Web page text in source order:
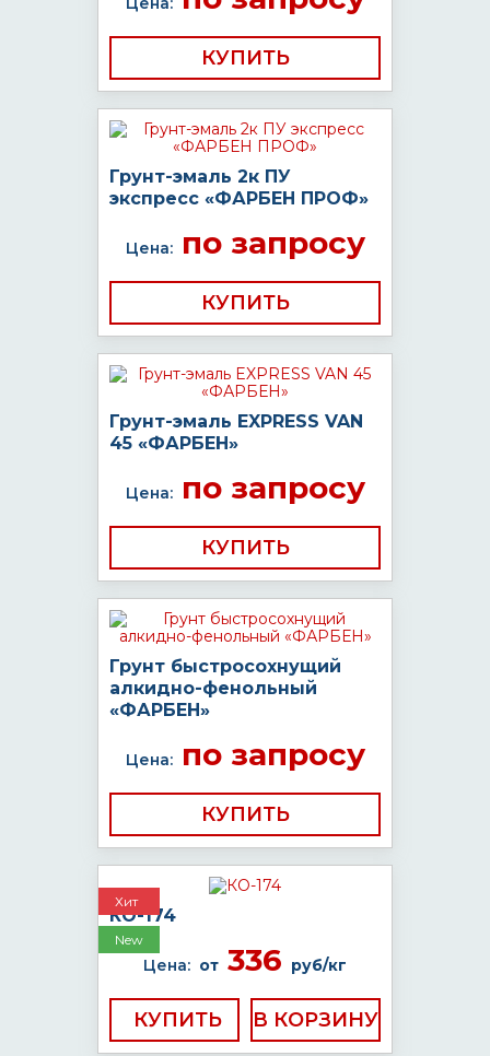
КУПИТЬ
Грунт-эмаль 2к ПУ
экспресс «ФАРБЕН ПРОФ»
Цена:по запросу
КУПИТЬ
Грунт-эмаль EXPRESS VAN
45 «ФАРБЕН»
Цена:по запросу
КУПИТЬ
Грунт быстросохнущий
алкидно-фенольный
«ФАРБЕН»
Цена:по запросу
КУПИТЬ
Хит
New
КО-174
Цена: от 336 руб/кг
КУПИТЬ